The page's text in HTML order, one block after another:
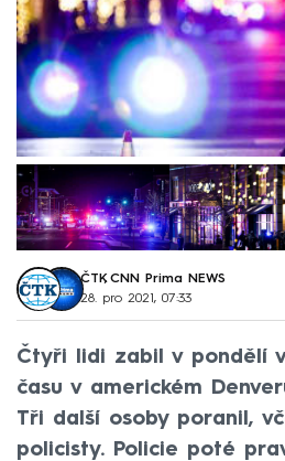
ČTK, CNN Prima NEWS
28. pro 2021, 07:33
Čtyři lidi zabil v pondělí
času v americkém
Tři další osoby poranil,
policisty. Policie poté